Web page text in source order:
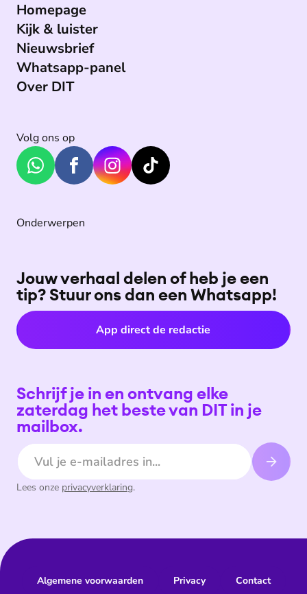
Homepage
Kijk & luister
Nieuwsbrief
Whatsapp-panel
Over DIT
Volg ons op
Onderwerpen
Jouw verhaal delen of heb je een
tip? Stuur ons dan een Whatsapp!
App direct de redactie
Schrijf je in en ontvang elke
zaterdag het beste van DIT in je
mailbox.
E-mailadres
Lees onze privacyverklaring.
Algemene voorwaarden Privacy Contact